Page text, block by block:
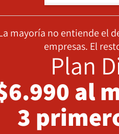
mayoría no entiende el
empresas. El
Plan
al
3